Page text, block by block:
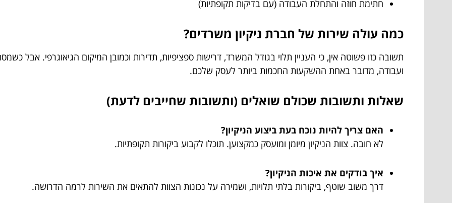
חתימת חוזה והתחלת העבודה (עם בדיקות תקופתיות)
כמה עולה שירות של חברת ניקיון משרדים?
תשובה כזו פשוטה אין, כי העניין תלוי בגודל המשרד, דרישות ספציפיות, תדירות וכמובן המיקום הגיאוגרפי. אבל
ועבודה, מדובר באחת ההשקעות החכמות ביותר לעסק שלכם.
שאלות ותשובות שכולם שואלים (ותשובות שחייבים לדעת)
האם צריך להיות נוכח בעת ביצוע הניקיון?
לא חובה. צוות הניקיון מיומן ומועסק כמקצוען. תוכלו לקבוע ביקורות תקופתיות.
איך בודקים את איכות הניקיון?
דרך משוב שוטף, ביקורות בלתי תלויות, ושמירה על נכונות הצוות להתאים את השירות לרמה הדרושה.